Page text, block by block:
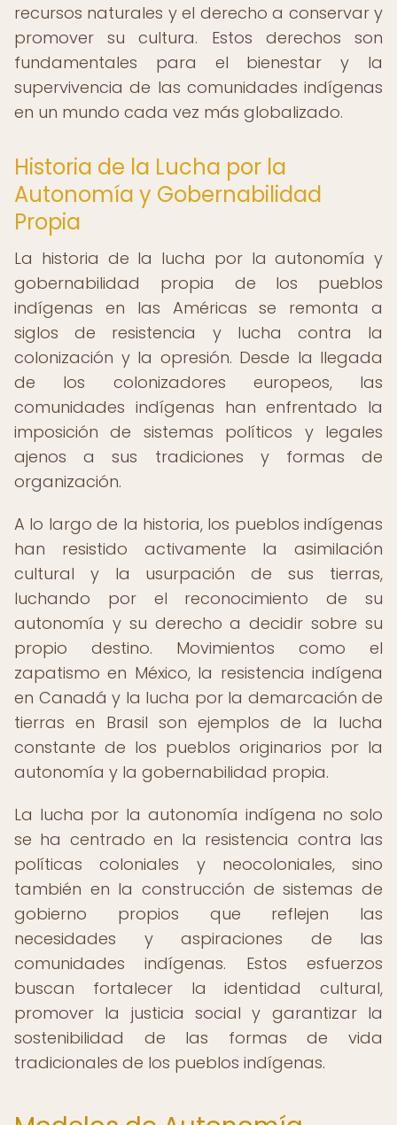
recursos naturales y el derecho a conservar y
promover su cultura. Estos derechos son
fundamentales para el bienestar y la
supervivencia de las comunidades indígenas
en un mundo cada vez más globalizado.
Historia de la Lucha por la
Autonomía y Gobernabilidad
Propia
La historia de la lucha por la autonomía y
gobernabilidad propia de los pueblos
indígenas en las Américas se remonta a
siglos de resistencia y lucha contra la
colonización y la opresión. Desde la llegada
de los colonizadores europeos, las
comunidades indígenas han enfrentado la
imposición de sistemas políticos y legales
ajenos a sus tradiciones y formas de
organización.
A lo largo de la historia, los pueblos indígenas
han resistido activamente la asimilación
cultural y la usurpación de sus tierras,
luchando por el reconocimiento de su
autonomía y su derecho a decidir sobre su
propio destino. Movimientos como el
zapatismo en México, la resistencia indígena
en Canadá y la lucha por la demarcación de
tierras en Brasil son ejemplos de la lucha
constante de los pueblos originarios por la
autonomía y la gobernabilidad propia.
La lucha por la autonomía indígena no solo
se ha centrado en la resistencia contra las
políticas coloniales y neocoloniales, sino
también en la construcción de sistemas de
gobierno propios que reflejen las
necesidades y aspiraciones de las
comunidades indígenas. Estos esfuerzos
buscan fortalecer la identidad cultural,
promover la justicia social y garantizar la
sostenibilidad de las formas de vida
tradicionales de los pueblos indígenas.